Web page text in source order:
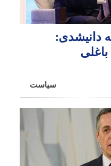
دانیشدی:
باغلی
سیاست